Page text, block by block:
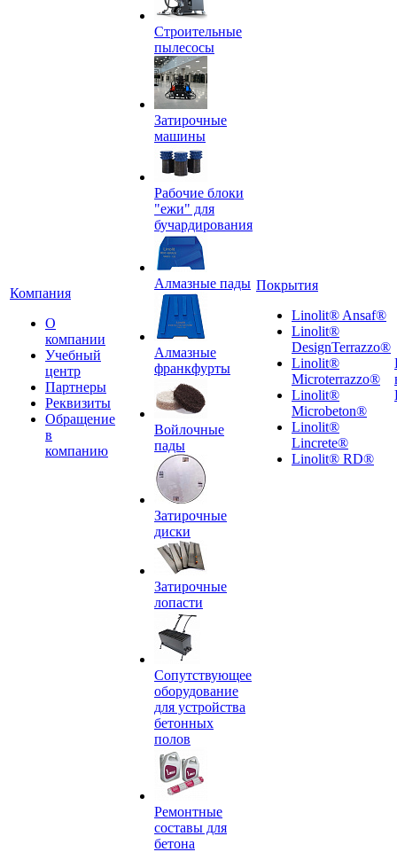
Компания
О
компании
Учебный
центр
Партнеры
Реквизиты
Обращение
в
компанию
Строительные
пылесосы
Затирочные
машины
Рабочие блоки
"ежи" для
бучардирования
Алмазные пады
Алмазные
франкфурты
Войлочные
пады
Затирочные
диски
Затирочные
лопасти
Сопутствующее
оборудование
для устройства
бетонных
полов
Ремонтные
составы для
бетона
Покрытия
Linolit® Ansaf®
Linolit®
DesignTerrazzo®
Linolit®
Microterrazzo®
Linolit®
Microbeton®
Linolit®
Lincrete®
Linolit® RD®